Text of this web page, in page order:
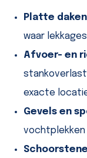
Platte daken
waar
Afvoer- en
exacte
Gevels en
vochtplekken